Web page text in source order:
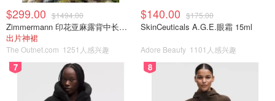
$299.00 $1494.00
Zimmermann 印花亚麻露背中长连衣裙
出片神裙
The Outnet.com 1251人感兴趣
$140.00 $175.00
SkinCeuticals A.G.E.眼霜 15ml
Adore Beauty 1101人感兴趣
7 8